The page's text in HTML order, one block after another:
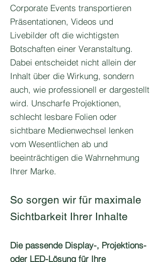
Corporate Events transportieren
Präsentationen, Videos und
Livebilder oft die wichtigsten
Botschaften einer Veranstaltung.
Dabei entscheidet nicht allein der
Inhalt über die Wirkung, sondern
auch, wie professionell er dargestellt
wird. Unscharfe Projektionen,
schlecht lesbare Folien oder
sichtbare Medienwechsel lenken
vom Wesentlichen ab und
beeinträchtigen die Wahrnehmung
Ihrer Marke.
So sorgen wir für maximale
Sichtbarkeit Ihrer Inhalte
Die passende Display-, Projektions-
oder LED-Lösung für Ihre